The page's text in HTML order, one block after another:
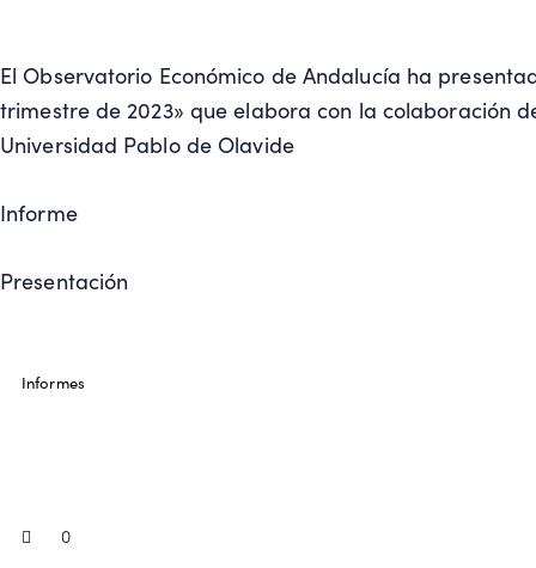
El Observatorio Económico de Andalucía ha
trimestre de 2023» que elabora con la colaboración
Universidad Pablo de Olavide
Informe
Presentación
Informes
0